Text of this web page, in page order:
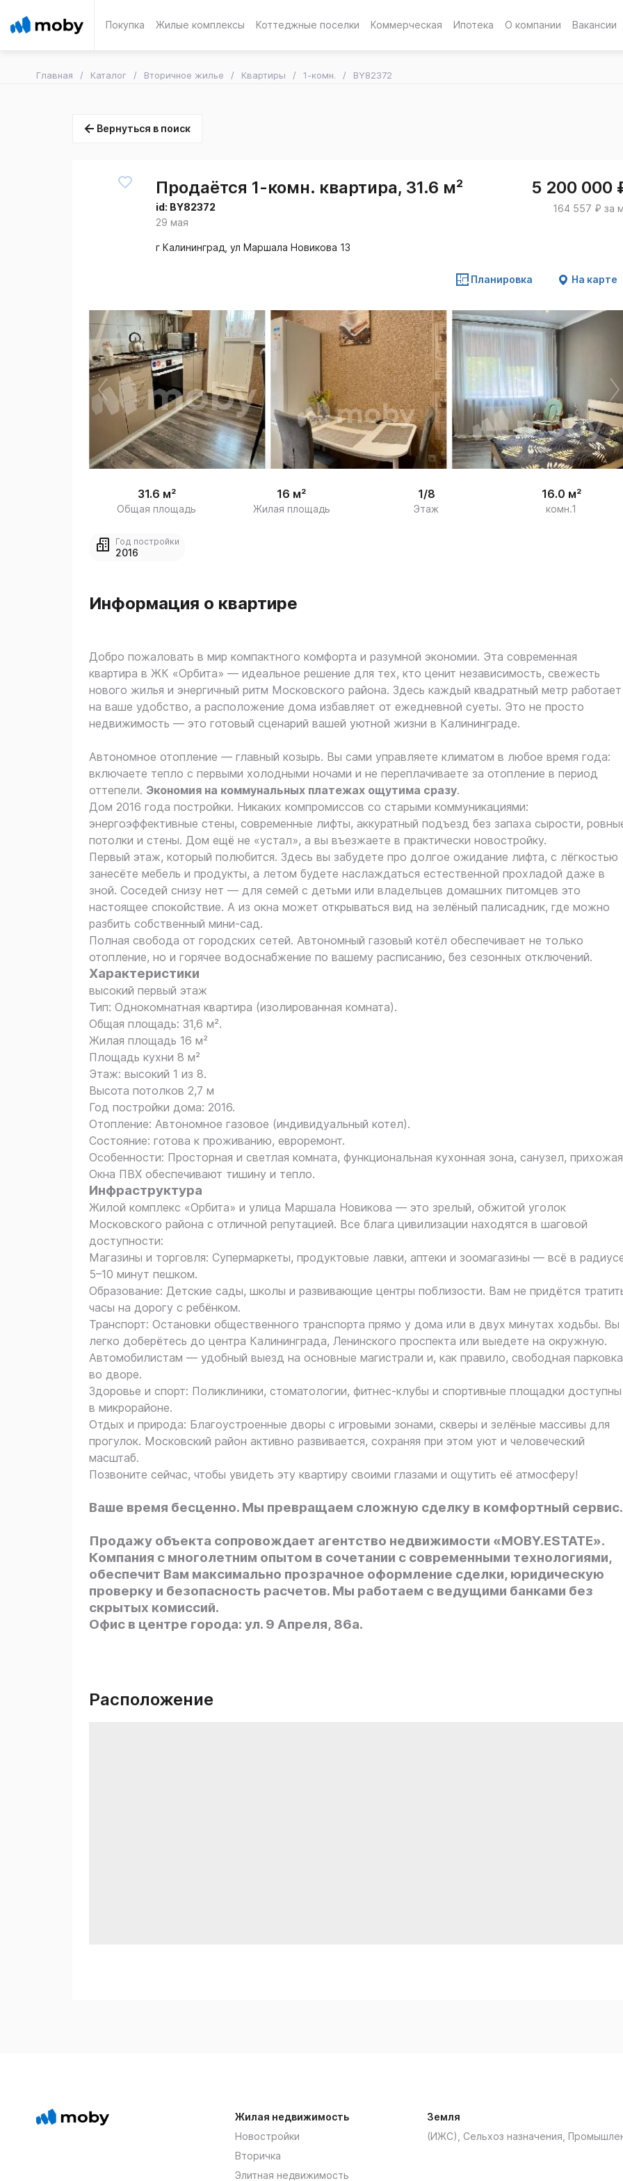
Покупка Жилые комплексы Коттеджные поселки Коммерческая Ипотека О компании Вакансии
Главная Каталог Вторичное жилье Квартиры 1-комн. BY82372
Вернуться в поиск
Продаётся 1-комн. квартира, 31.6 м²
id: BY82372
29 мая
5 200 000
164 557 ₽ за
г Калининград, ул Маршала Новикова 13
Планировка На карте
13
31.6 м²
Общая площадь
16 м²
Жилая площадь
1/8
Этаж
16.0 м²
комн.1
Год постройки
2016
Информация о квартире
Добро пожаловать в мир компактного комфорта и разумной экономии. Эта современная
квартира в ЖК «Орбита» — идеальное решение для тех, кто ценит независимость, свежесть
нового жилья и энергичный ритм Московского района. Здесь каждый квадратный метр работает
на ваше удобство, а расположение дома избавляет от ежедневной суеты. Это не просто
недвижимость — это готовый сценарий вашей уютной жизни в Калининграде.
Автономное отопление — главный козырь. Вы сами управляете климатом в любое время года:
включаете тепло с первыми холодными ночами и не переплачиваете за отопление в период
оттепели. Экономия на коммунальных платежах ощутима сразу.
Дом 2016 года постройки. Никаких компромиссов со старыми коммуникациями:
энергоэффективные стены, современные лифты, аккуратный подъезд без запаха сырости,
потолки и стены. Дом ещё не «устал», а вы въезжаете в практически новостройку.
Первый этаж, который полюбится. Здесь вы забудете про долгое ожидание лифта, с лёгкостью
занесёте мебель и продукты, а летом будете наслаждаться естественной прохладой даже в
зной. Соседей снизу нет — для семей с детьми или владельцев домашних питомцев это
настоящее спокойствие. А из окна может открываться вид на зелёный палисадник, где можно
разбить собственный мини-сад.
Полная свобода от городских сетей. Автономный газовый котёл обеспечивает не только
отопление, но и горячее водоснабжение по вашему расписанию, без сезонных отключений.
Характеристики
высокий первый этаж
Тип: Однокомнатная квартира (изолированная комната).
Общая площадь: 31,6 м².
Жилая площадь 16 м²
Площадь кухни 8 м²
Этаж: высокий 1 из 8.
Высота потолков 2,7 м
Год постройки дома: 2016.
Отопление: Автономное газовое (индивидуальный котел).
Состояние: готова к проживанию, евроремонт.
Особенности: Просторная и светлая комната, функциональная кухонная зона, санузел,
Окна ПВХ обеспечивают тишину и тепло.
Инфраструктура
Жилой комплекс «Орбита» и улица Маршала Новикова — это зрелый, обжитой уголок
Московского района с отличной репутацией. Все блага цивилизации находятся в шаговой
доступности:
Магазины и торговля: Супермаркеты, продуктовые лавки, аптеки и зоомагазины — всё в
5–10 минут пешком.
Образование: Детские сады, школы и развивающие центры поблизости. Вам не придётся
часы на дорогу с ребёнком.
Транспорт: Остановки общественного транспорта прямо у дома или в двух минутах ходьбы. Вы
легко доберётесь до центра Калининграда, Ленинского проспекта или выедете на окружную.
Автомобилистам — удобный выезд на основные магистрали и, как правило, свободная парковка
во дворе.
Здоровье и спорт: Поликлиники, стоматологии, фитнес-клубы и спортивные площадки доступны
в микрорайоне.
Отдых и природа: Благоустроенные дворы с игровыми зонами, скверы и зелёные массивы для
прогулок. Московский район активно развивается, сохраняя при этом уют и человеческий
масштаб.
Позвоните сейчас, чтобы увидеть эту квартиру своими глазами и ощутить её атмосферу!
Ваше время бесценно. Мы превращаем сложную сделку в комфортный сервис.
Продажу объекта сопровождает агентство недвижимости «MOBY.ESTATE».
Компания с многолетним опытом в сочетании с современными технологиями,
обеспечит Вам максимально прозрачное оформление сделки, юридическую
проверку и безопасность расчетов. Мы работаем с ведущими банками без
скрытых комиссий.
Офис в центре города: ул. 9 Апреля, 86а.
Расположение
Жилая недвижимость
Новостройки
Вторичка
Элитная недвижимость
Земля
(ИЖС), Сельхоз назначения,